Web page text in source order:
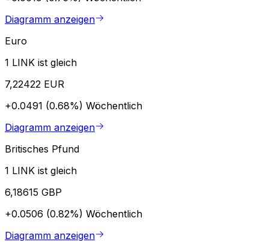
Diagramm anzeigen
Euro
1 LINK ist gleich
7,22422 EUR
+0.0491 (0.68%) Wöchentlich
Diagramm anzeigen
Britisches Pfund
1 LINK ist gleich
6,18615 GBP
+0.0506 (0.82%) Wöchentlich
Diagramm anzeigen